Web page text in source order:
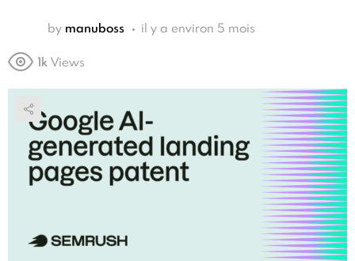
by manuboss il y a environ 5 mois
1k Views